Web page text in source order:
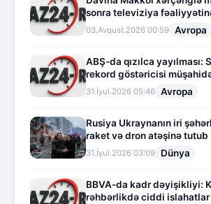
sonra televiziya
03.Avqust.2026 00:59 Avropa
ABŞ-da qızılca yayılması:
rekord göstəricisi
31.İyul.2026 05:46 Avropa
Rusiya Ukraynanın iri
raket və dron atəşinə tutub
31.İyul.2026 03:09 Dünya
BBVA-da kadr dəyişikliyi:
rəhbərlikdə ciddi islahatlar